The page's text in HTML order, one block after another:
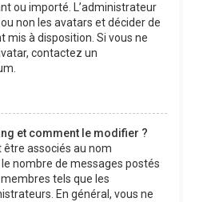
ou importé. L’administrateur
non les avatars et décider de
mis à disposition. Si vous ne
contactez un
et comment le modifier ?
être associés au nom
nombre de messages postés
tels que les
En général, vous ne